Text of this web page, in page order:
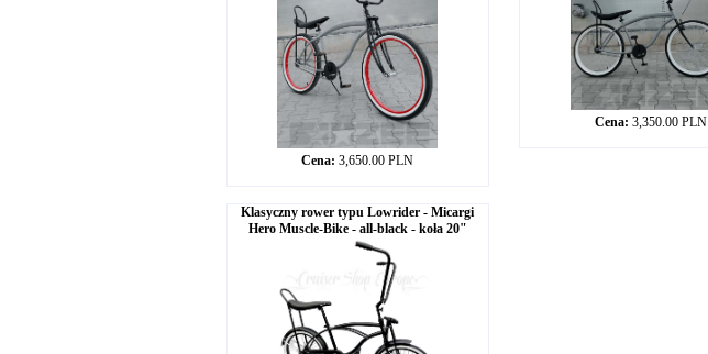
Cena: 3,650.00 PLN
Cena: 3,350.00 PLN
Klasyczny rower typu Lowrider - Micargi
Hero Muscle-Bike - all-black - koła 20"